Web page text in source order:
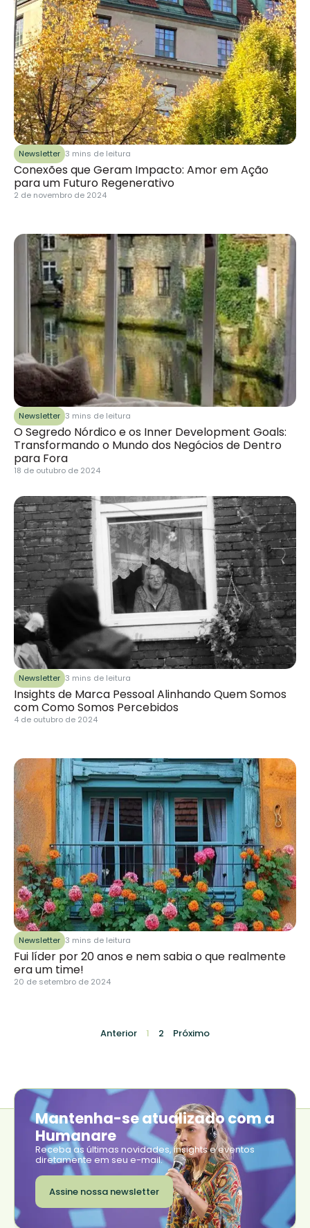
Newsletter 3 mins de leitura
Conexões que Geram Impacto: Amor em Ação
para um Futuro Regenerativo
2 de novembro de 2024
Newsletter 3 mins de leitura
O Segredo Nórdico e os Inner Development Goals:
Transformando o Mundo dos Negócios de Dentro
para Fora
18 de outubro de 2024
Newsletter 3 mins de leitura
Insights de Marca Pessoal Alinhando Quem Somos
com Como Somos Percebidos
4 de outubro de 2024
Newsletter 3 mins de leitura
Fui líder por 20 anos e nem sabia o que realmente
era um time!
20 de setembro de 2024
Anterior 1 2 Próximo
Mantenha-se atualizado com a
Humanare
Receba as últimas novidades, insights e eventos
diretamente em seu e-mail.
Assine nossa newsletter